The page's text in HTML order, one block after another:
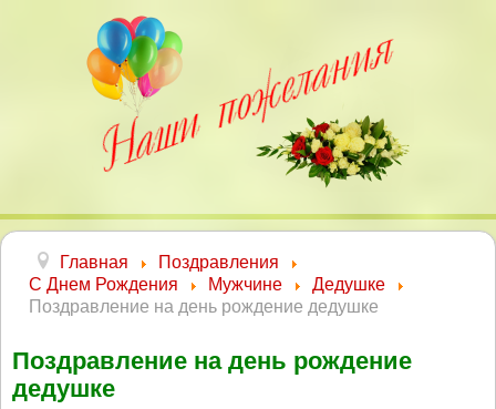
Главная
Поздравления
С Днем Рождения
Мужчине
Дедушке
Поздравление на день рождение дедушке
Поздравление на день рождение
дедушке